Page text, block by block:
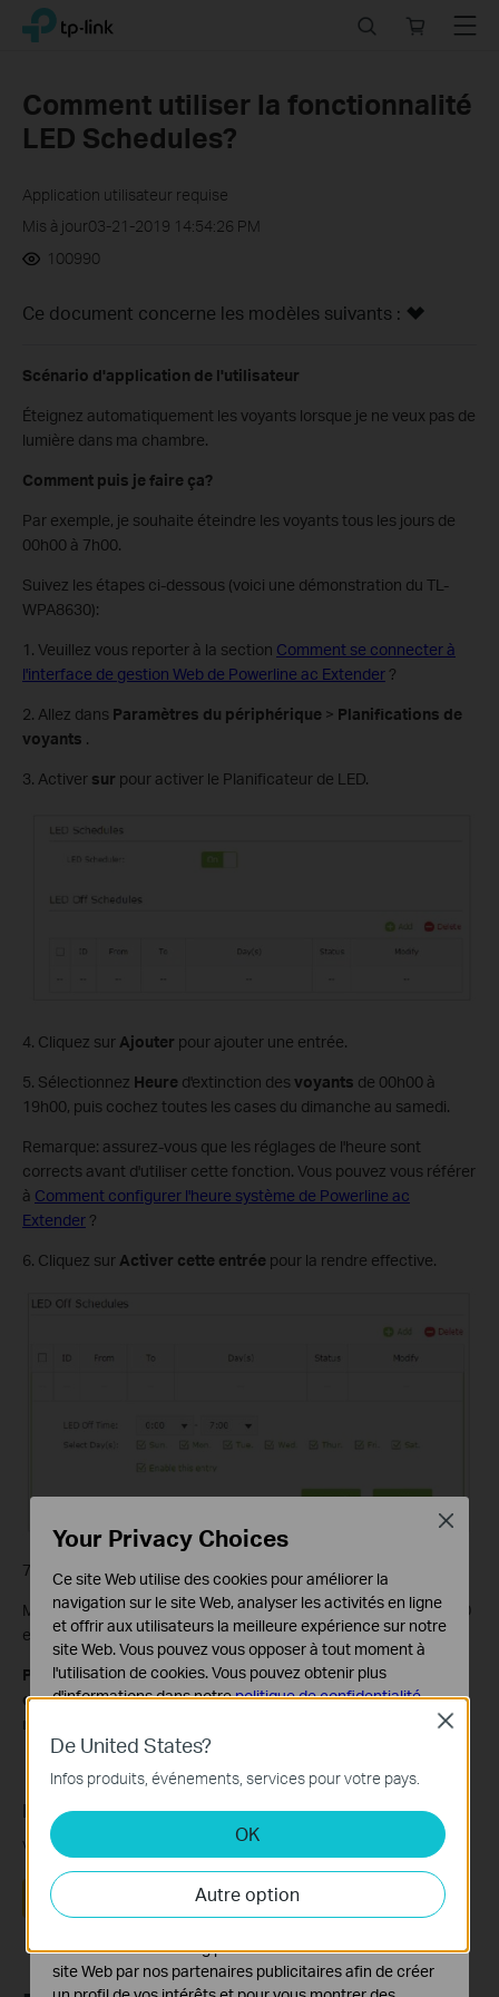
Click
navigation
TP-Link, Reliably Smart
store
Menu
Comment utiliser la fonctionnalité
LED Schedules?
Application utilisateur requise
Mis à jour03-21-2019 14:54:26 PM
100990
Ce document concerne les modèles suivants :
Scénario d'application de l'utilisateur
Éteignez automatiquement les voyants lorsque je ne veux pas de
lumière dans ma chambre.
Comment puis je faire ça?
Par exemple, je souhaite éteindre les voyants tous les jours de
00h00 à 7h00.
Suivez les étapes ci-dessous (voici une démonstration du TL-
WPA8630):
1. Veuillez vous reporter à la section Comment se connecter à
l'interface de gestion Web de Powerline ac Extender ?
2. Allez dans Paramètres du périphérique > Planifications de
voyants .
3. Activer sur pour activer le Planificateur de LED.
4. Cliquez sur Ajouter pour ajouter une entrée.
5. Sélectionnez Heure d'extinction des voyants de 00h00 à
19h00, puis cochez toutes les cases du dimanche au samedi.
Remarque: assurez-vous que les réglages de l'heure sont
corrects avant d'utiliser cette fonction. Vous pouvez vous référer
à Comment configurer l'heure système de Powerline ac
Extender ?
6. Cliquez sur Activer cette entrée pour la rendre effective.
7. Cliquez sur OK pour enregistrer les paramètres.
Maintenant, vos voyants s’éteindront automatiquement à 00h00
et à 7h00 le lendemain matin.
Pour en savoir plus sur chaque fonction et configuration,
consultez leCentrede téléchargement pour télécharger le
manuel de votre produit.
Est-ce que ce FAQ a été utile ?
Vos commentaires nous aideront à améliorer ce site.
De United States?
Infos produits, événements, services pour votre pays.
OK
Autre option
Close
Your Privacy Choices
Ce site Web utilise des cookies pour améliorer la
navigation sur le site Web, analyser les activités en ligne
et offrir aux utilisateurs la meilleure expérience sur notre
site Web. Vous pouvez vous opposer à tout moment à
l'utilisation de cookies. Vous pouvez obtenir plus
d'informations dans notrepolitique de confidentialité.
Cookies basiques
Ces cookies sont nécessaires au fonctionnement du
site Web et ne peuvent pas être désactivés dans vos
Cookies d'analyse et marketing
Les cookies d'analyse nous permettent d'analyser vos
activités sur notre site Web pour améliorer et ajuster les
fonctionnalités de notre site Web.
Les cookies marketing peuvent être définis via notre
site Web par nos partenaires publicitaires afin de créer
Close